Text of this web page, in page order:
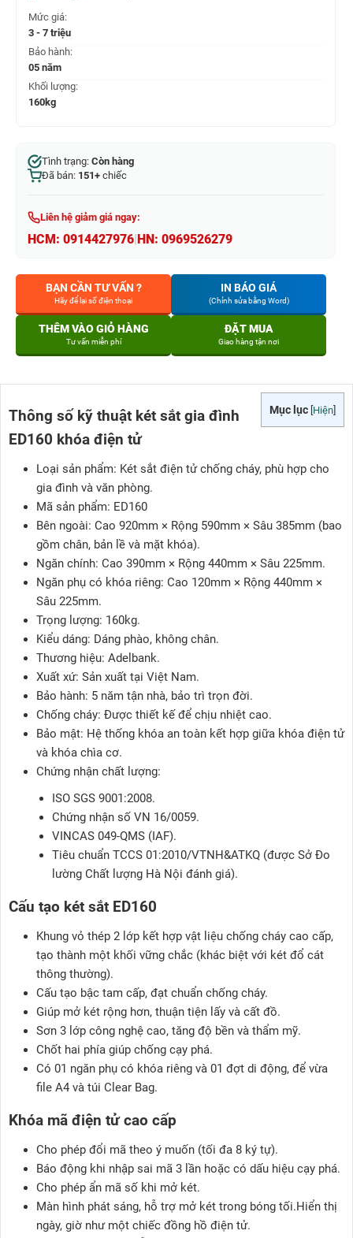
Mức giá:
3 - 7 triệu
Bảo hành:
05 năm
Khối lượng:
160kg
Tình trạng: Còn hàng
Đã bán: 151+ chiếc
Liên hệ giảm giá ngay:
HCM: 0914427976|HN: 0969526279
BẠN CẦN TƯ VẤN ?
Hãy để lại số điện thoại
IN BÁO GIÁ
(Chỉnh sửa bằng Word)
THÊM VÀO GIỎ HÀNG
Tư vấn miễn phí
ĐẶT MUA
Giao hàng tận nơi
Mục lục [Hiện]
Thông số kỹ thuật két sắt gia đình
ED160 khóa điện tử
Loại sản phẩm: Két sắt điện tử chống cháy, phù hợp cho
gia đình và văn phòng.
Mã sản phẩm: ED160
Bên ngoài: Cao 920mm × Rộng 590mm × Sâu 385mm (bao
gồm chân, bản lề và mặt khóa).
Ngăn chính: Cao 390mm × Rộng 440mm × Sâu 225mm.
Ngăn phụ có khóa riêng: Cao 120mm × Rộng 440mm ×
Sâu 225mm.
Trọng lượng: 160kg.
Kiểu dáng: Dáng phào, không chân.
Thương hiệu: Adelbank.
Xuất xứ: Sản xuất tại Việt Nam.
Bảo hành: 5 năm tận nhà, bảo trì trọn đời.
Chống cháy: Được thiết kế để chịu nhiệt cao.
Bảo mật: Hệ thống khóa an toàn kết hợp giữa khóa điện tử
và khóa chìa cơ.
Chứng nhận chất lượng:
ISO SGS 9001:2008.
Chứng nhận số VN 16/0059.
VINCAS 049-QMS (IAF).
Tiêu chuẩn TCCS 01:2010/VTNH&ATKQ (được Sở Đo
lường Chất lượng Hà Nội đánh giá).
Cấu tạo két sắt ED160
Khung vỏ thép 2 lớp kết hợp vật liệu chống cháy cao cấp,
tạo thành một khối vững chắc (khác biệt với két đổ cát
thông thường).
Cấu tạo bậc tam cấp, đạt chuẩn chống cháy.
Giúp mở két rộng hơn, thuận tiện lấy và cất đồ.
Sơn 3 lớp công nghệ cao, tăng độ bền và thẩm mỹ.
Chốt hai phía giúp chống cạy phá.
Có 01 ngăn phụ có khóa riêng và 01 đợt di động, để vừa
file A4 và túi Clear Bag.
Khóa mã điện tử cao cấp
Cho phép đổi mã theo ý muốn (tối đa 8 ký tự).
Báo động khi nhập sai mã 3 lần hoặc có dấu hiệu cạy phá.
Cho phép ẩn mã số khi mở két.
Màn hình phát sáng, hỗ trợ mở két trong bóng tối.Hiển thị
ngày, giờ như một chiếc đồng hồ điện tử.